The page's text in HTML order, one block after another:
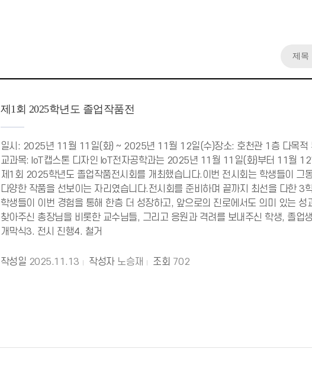
제1회 2025학년도 졸업작품전
일시: 2025년 11월 11일(화) ~ 2025년 11월 12일(수)장소: 호천관 1층 다목적
교과목: IoT캡스톤 디자인 IoT전자공학과는 2025년 11월 11일(화)부터 11월
제1회 2025학년도 졸업작품전시회를 개최했습니다.이번 전시회는 학생들이 그
다양한 작품을 선보이는 자리였습니다.전시회를 준비하며 끝까지 최선을 다한 3
학생들이 이번 경험을 통해 한층 더 성장하고, 앞으로의 진로에서도 의미 있는
찾아주신 총장님을 비롯한 교수님들, 그리고 응원과 격려를 보내주신 학생, 졸
개막식3. 전시 진행4. 철거
작성일 2025.11.13 작성자 노승재 조회 702